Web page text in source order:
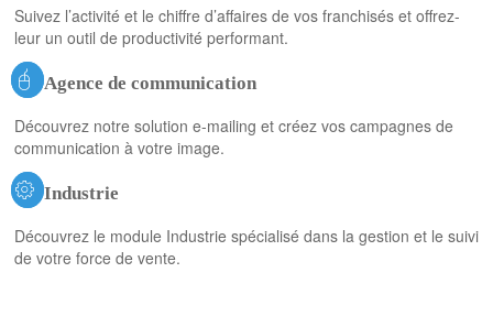
Suivez l’activité et le chiffre d’affaires de vos franchisés et offrez-
leur un outil de productivité performant.
Agence de communication
Découvrez notre solution e-mailing et créez vos campagnes de
communication à votre image.
Industrie
Découvrez le module Industrie spécialisé dans la gestion et le suivi
de votre force de vente.